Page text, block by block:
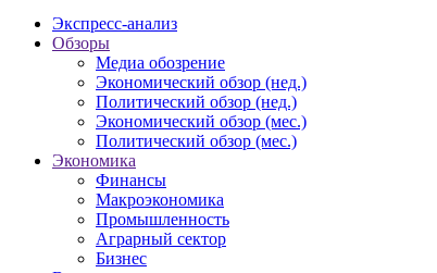
Экспресс-анализ
Обзоры
Медиа обозрение
Экономический обзор (нед.)
Политический обзор (нед.)
Экономический обзор (мес.)
Политический обзор (мес.)
Экономика
Финансы
Макроэкономика
Промышленность
Аграрный сектор
Бизнес